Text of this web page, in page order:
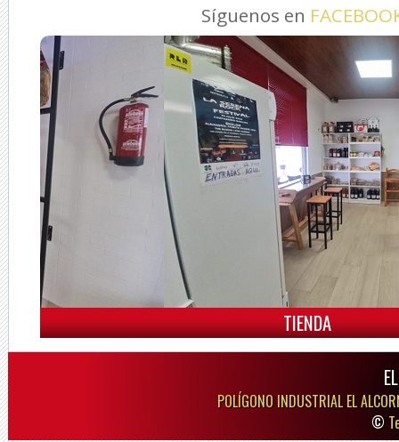
Síguenos en
TIENDA
POLÍGONO INDUSTRIAL EL
©